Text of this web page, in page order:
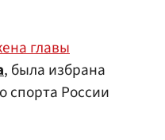
главы
, была избрана
спорта России